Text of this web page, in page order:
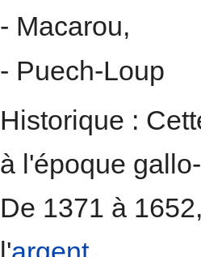
- Macarou,
- Puech-Loup
Historique :
à l'époque
De 1371 à